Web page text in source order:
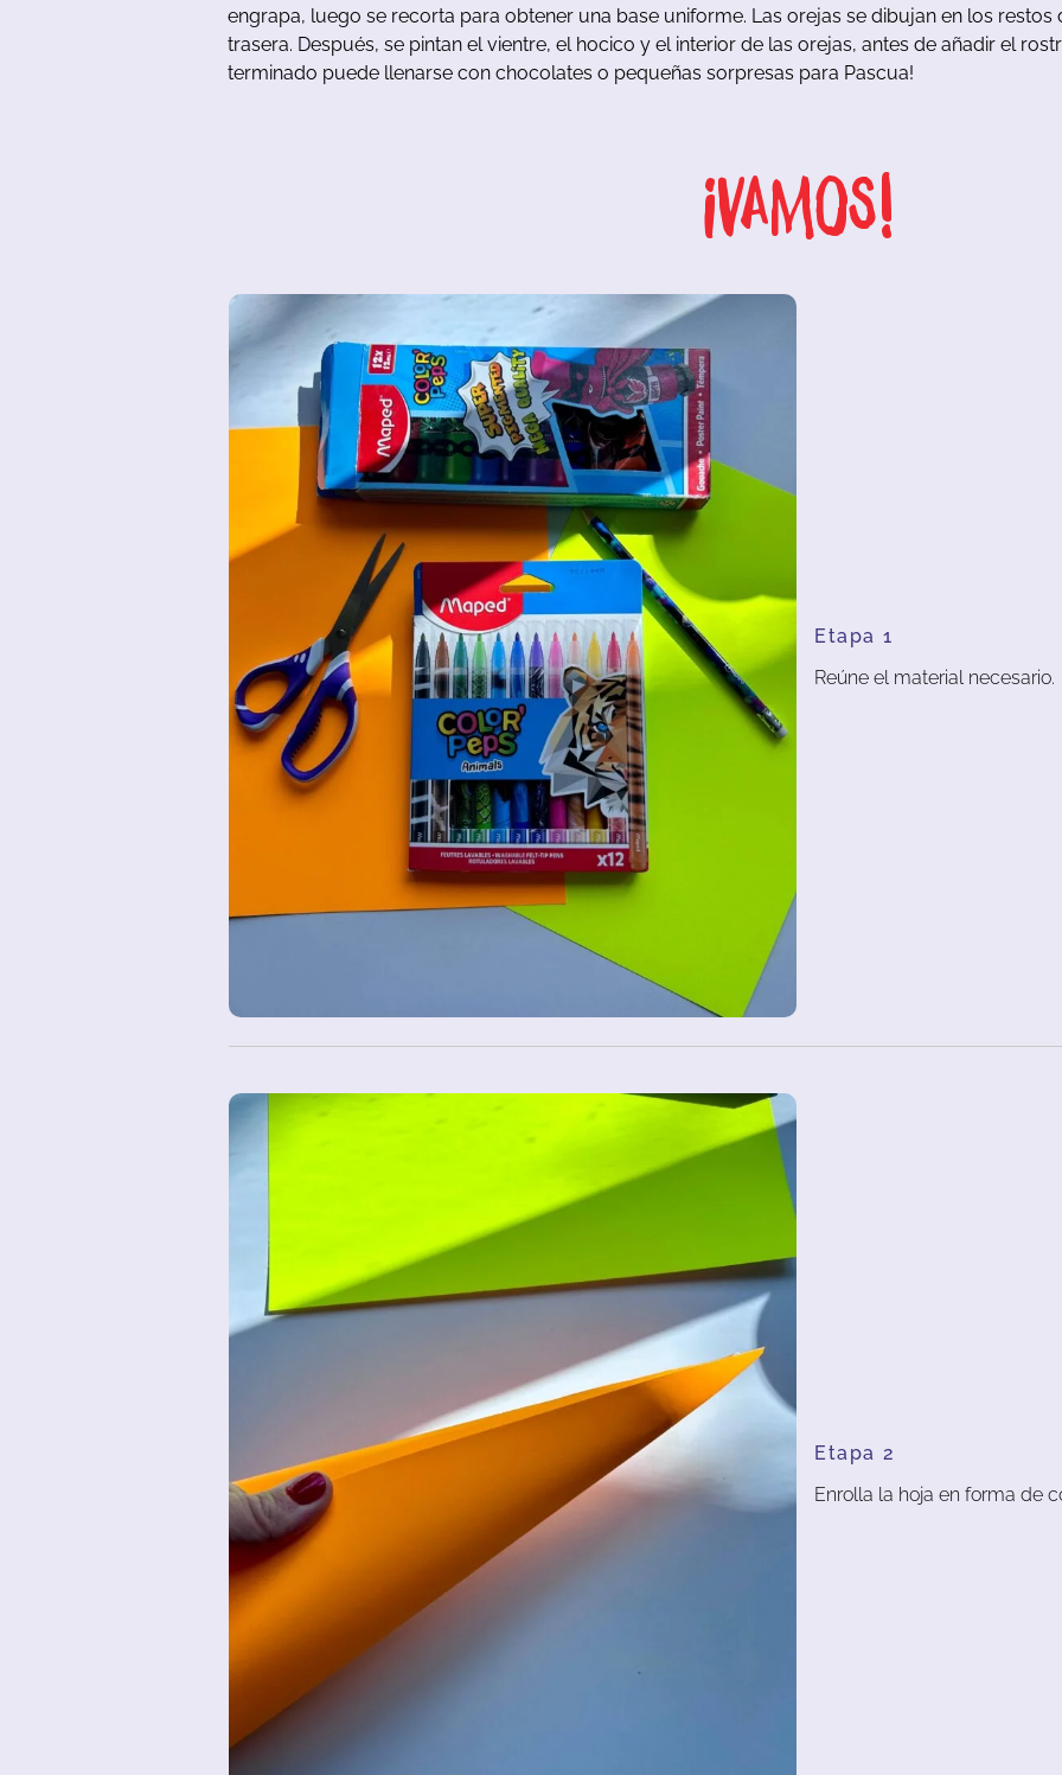
engrapa, luego se recorta para obtener una base uniforme. Las orejas se dibujan en los restos
trasera. Después, se pintan el vientre, el hocico y el interior de las orejas, antes de añadir el
terminado puede llenarse con chocolates o pequeñas sorpresas para Pascua!
¡Vamos!
Etapa 1
Reúne el material necesario.
Etapa 2
Enrolla la hoja en forma de